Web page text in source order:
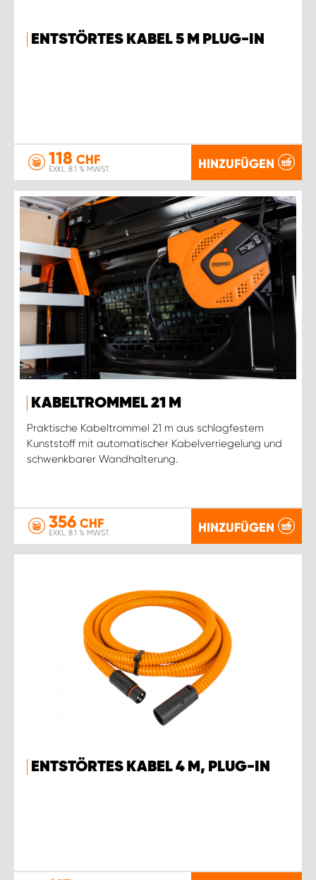
ENTSTÖRTES KABEL 5 M PLUG-IN
118 CHF
EXKL. 8.1 % MWST. HINZUFÜGEN
KABELTROMMEL 21 M
Praktische Kabeltrommel 21 m aus schlagfestem
Kunststoff mit automatischer Kabelverriegelung und
schwenkbarer Wandhalterung.
356 CHF
EXKL. 8.1 % MWST. HINZUFÜGEN
ENTSTÖRTES KABEL 4 M, PLUG-IN